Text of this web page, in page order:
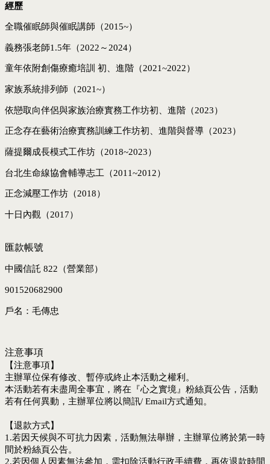
經歷
全職催眠師與催眠講師（2015~）
義務張老師1.5年（2022～2024）
童年依附創傷療癒培訓 初、進階（2021~2022）
家族系統排列師（2021~）
依戀取向伴侶與家族治療實務工作坊初、進階（2023）
正念存在藝術治療實務訓練工作坊初、進階與督導（2023）
薩提爾成長模式工作坊（2018~2023）
台北生命線協會輔導志工（2011~2012）
正念減壓工作坊（2018）
十日內觀（2017）
匯款帳號
中國信託 822（營業部）
901520682900
戶名：毛傳忠
注意事項
【注意事項】
主辦單位保有修改、暫停或終止本活動之權利。
本活動若有未盡周全事宜，將在『心之實境』粉絲頁公告，活動
若有任何異動，主辦單位將以簡訊/ Email方式通知。
【退款方式】
1.若因天候與不可抗力因素，活動無法舉辦，主辦單位將於第一時
間於粉絲頁公告。
2.若因個人因素無法參加，需扣除活動行政手續費，再依退款時間